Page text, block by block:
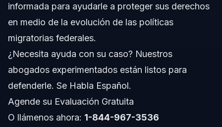
¿Cómo afecta el proyecto de ley de inmigración de
Trump a los Dreamers?
¿Cuál es la aprobación actual de Trump sobre la política
de inmigración en 2026?
¿Cuánto tiempo toma el procesamiento de inmigración
bajo la nueva ley?
¿Qué sucede si mi caso de inmigración se ve afectado
por la ley?
¿Puedo apelar decisiones afectadas por la Ley SECURE
informada para ayudarle a proteger sus derechos
en medio de la evolución de las políticas
migratorias federales.
¿Necesita ayuda con su caso? Nuestros
abogados experimentados están listos para
defenderle. Se Habla Español.
Agende su Evaluación Gratuita
O llámenos ahora: 1-844-967-3536